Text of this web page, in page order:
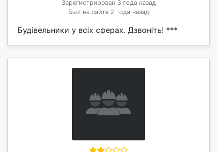
Зарегистрирован 3 года назад
Был на сайте 2 года назад
Будівельники у всіх сферах. Дзвоніть! ***